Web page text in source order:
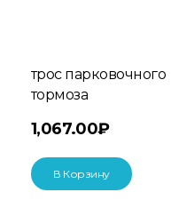
трос парковочного
тормоза
1,067.00₽
В Корзину